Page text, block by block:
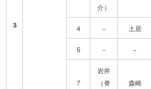
3
介）
4 − 土居
5 − −
7
岩井
（脊
森崎